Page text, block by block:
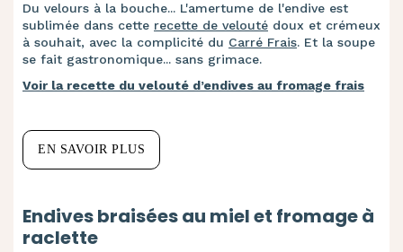
Du velours à la bouche... L'amertume de l'endive est
sublimée dans cette recette de velouté doux et crémeux
à souhait, avec la complicité du Carré Frais. Et la soupe
se fait gastronomique... sans grimace.
Voir la recette du velouté d’endives au fromage frais
EN SAVOIR PLUS
Endives braisées au miel et fromage à
raclette